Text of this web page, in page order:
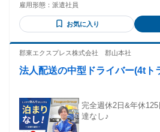
造業・ピッキング・工場正社員など
ます。 ※日常的に日本語での対話や読み書きが発生する為、
ネイティブレベルの日本語スキル
therefore we usually use Japanese.
雇用形態： 派遣社員
お気に入り
郡東エクスプレス株式会社 郡山本社
法人配送の中型ドライバー(4tト
完全週休2日&年休
達なし♪